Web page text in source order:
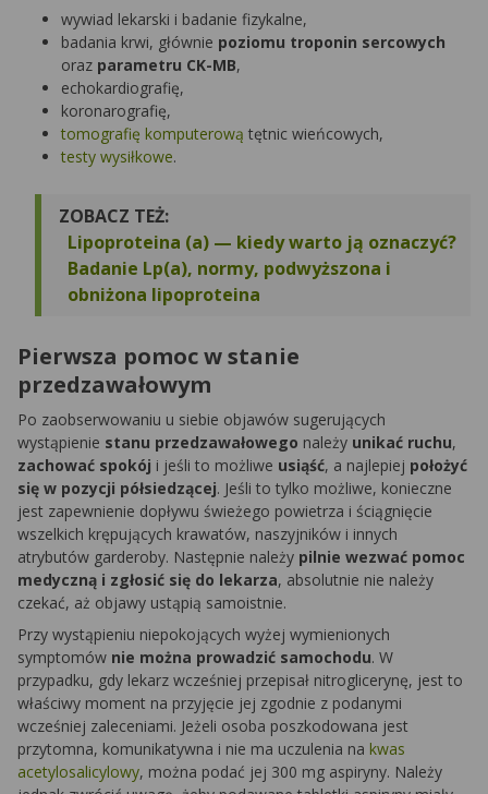
wywiad lekarski i badanie fizykalne,
badania krwi, głównie poziomu troponin sercowych
oraz parametru CK-MB,
echokardiografię,
koronarografię,
tomografię komputerową tętnic wieńcowych,
testy wysiłkowe.
ZOBACZ TEŻ:
Lipoproteina (a) — kiedy warto ją oznaczyć?
Badanie Lp(a), normy, podwyższona i
obniżona lipoproteina
Pierwsza pomoc w stanie
przedzawałowym
Po zaobserwowaniu u siebie objawów sugerujących
wystąpienie stanu przedzawałowego należy unikać ruchu,
zachować spokój i jeśli to możliwe usiąść, a najlepiej położyć
się w pozycji półsiedzącej. Jeśli to tylko możliwe, konieczne
jest zapewnienie dopływu świeżego powietrza i ściągnięcie
wszelkich krępujących krawatów, naszyjników i innych
atrybutów garderoby. Następnie należy pilnie wezwać pomoc
medyczną i zgłosić się do lekarza, absolutnie nie należy
czekać, aż objawy ustąpią samoistnie.
Przy wystąpieniu niepokojących wyżej wymienionych
symptomów nie można prowadzić samochodu. W
przypadku, gdy lekarz wcześniej przepisał nitroglicerynę, jest to
właściwy moment na przyjęcie jej zgodnie z podanymi
wcześniej zaleceniami. Jeżeli osoba poszkodowana jest
przytomna, komunikatywna i nie ma uczulenia na kwas
acetylosalicylowy, można podać jej 300 mg aspiryny. Należy